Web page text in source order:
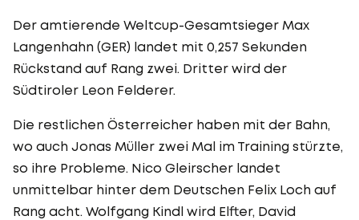
Der amtierende Weltcup-Gesamtsieger Max
Langenhahn (GER) landet mit 0,257 Sekunden
Rückstand auf Rang zwei. Dritter wird der
Südtiroler Leon Felderer.
Die restlichen Österreicher haben mit der Bahn,
wo auch Jonas Müller zwei Mal im Training stürzte,
so ihre Probleme. Nico Gleirscher landet
unmittelbar hinter dem Deutschen Felix Loch auf
Rang acht. Wolfgang Kindl wird Elfter, David